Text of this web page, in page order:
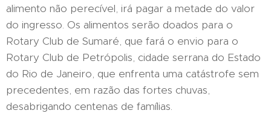
alimento não perecível, irá pagar a metade do valor
do ingresso. Os alimentos serão doados para o
Rotary Club de Sumaré, que fará o envio para o
Rotary Club de Petrópolis, cidade serrana do Estado
do Rio de Janeiro, que enfrenta uma catástrofe sem
precedentes, em razão das fortes chuvas,
desabrigando centenas de famílias.